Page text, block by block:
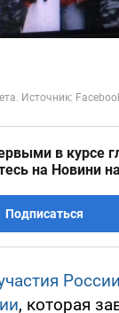
в курсе
на Новини
Подписаться
, которая